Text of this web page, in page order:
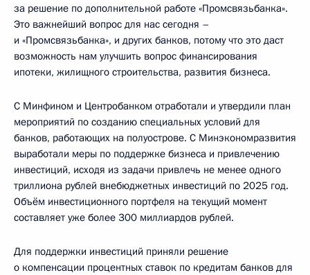
за решение по дополнительной работе «Промсвязьбанка».
Это важнейший вопрос для нас сегодня –
и «Промсвязьбанка», и других банков, потому что это даст
возможность нам улучшить вопрос финансирования
ипотеки, жилищного строительства, развития бизнеса.
С Минфином и Центробанком отработали и утвердили план
мероприятий по созданию специальных условий для
банков, работающих на полуострове. С Минэкономразвития
выработали меры по поддержке бизнеса и привлечению
инвестиций, исходя из задачи привлечь не менее одного
триллиона рублей внебюджетных инвестиций по 2025 год.
Объём инвестиционного портфеля на текущий момент
составляет уже более 300 миллиардов рублей.
Для поддержки инвестиций приняли решение
о компенсации процентных ставок по кредитам банков для